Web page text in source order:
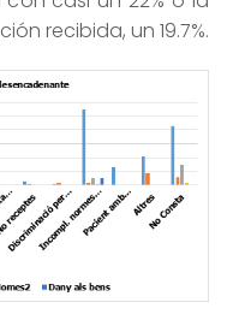
recibida, un 19.7%.